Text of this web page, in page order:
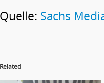
Quelle: Sachs
Related